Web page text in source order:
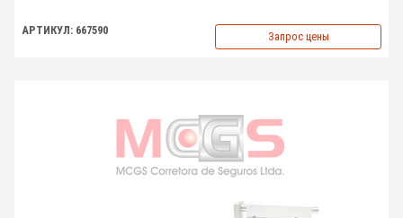
АРТИКУЛ: 667590 Запрос цены